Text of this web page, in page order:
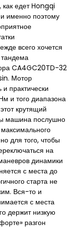
едет Hongqi
именно поэтому
всего хочется
тандема
CA4GC20TD-32
Мотор
практически
и того диапазона
крутящий
машина послушно
для того, чтобы
на
динамики
с места до
старта не
Вся-то и
с места
держит низкую
разгон